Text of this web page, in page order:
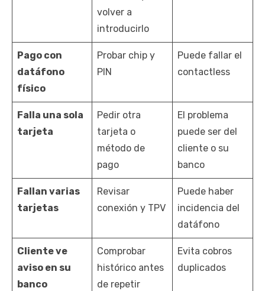
volver a
introducirlo
Pago con
datáfono
físico
Probar chip y
PIN
Puede fallar el
contactless
Falla una sola
tarjeta
Pedir otra
tarjeta o
método de
pago
El problema
puede ser del
cliente o su
banco
Fallan varias
tarjetas
Revisar
conexión y TPV
Puede haber
incidencia del
datáfono
Cliente ve
aviso en su
banco
Comprobar
histórico antes
de repetir
Evita cobros
duplicados